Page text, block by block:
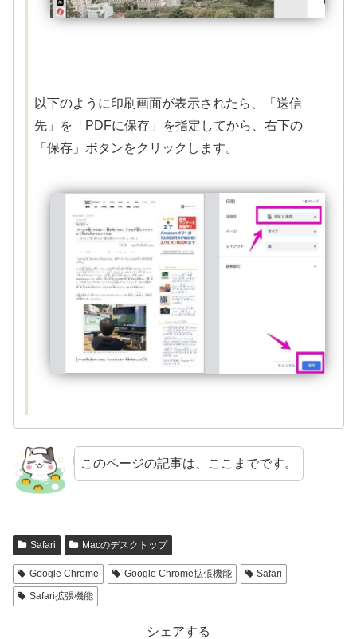
以下のように印刷画面が表示されたら、「送信
先」を「PDFに保存」を指定してから、右下の
「保存」ボタンをクリックします。
このページの記事は、ここまでです。
Safari Macのデスクトップ
Google Chrome Google Chrome拡張機能
Safari
Safari拡張機能
シェアする